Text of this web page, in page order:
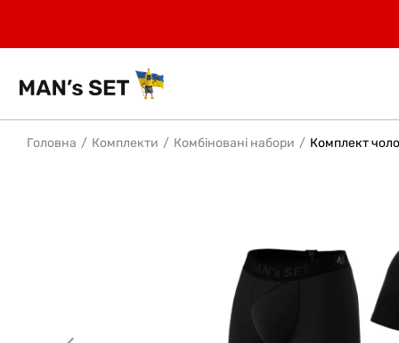
Головна Комплекти Комбіновані набори Комплект